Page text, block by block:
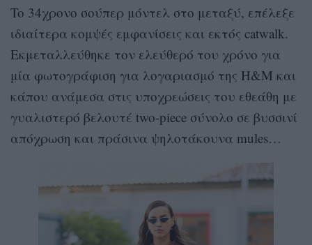
To 34χρονο σούπερ μόντελ στο μεταξύ, επέλεξε
ιδιαίτερα κομψές εμφανίσεις και εκτός catwalk.
Εκμεταλλεύθηκε τον ελεύθερό του χρόνο για
μία φωτογράφιση για λογαριασμό της H&M και
κάπου ανάμεσα στις υποχρεώσεις του εθεάθη με
γυαλιστερό βελουτέ two-piece σύνολο σε βυσσινί
απόχρωση και πράσινα ψηλοτάκουνα mules…